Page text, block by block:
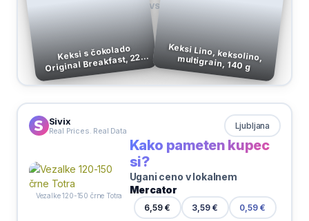
Keksi s čokolado
Original Breakfast, 225
g, Belvita
VS
Keksi Lino, keksolino, multigrain, 140 g
Sivix
Real Prices. Real Data Ljubljana
Vezalke 120-150 črne Totra
Kako pameten kupec
si?
Ugani ceno v lokalnem
Mercator
6,59 € 3,59 € 0,59 €